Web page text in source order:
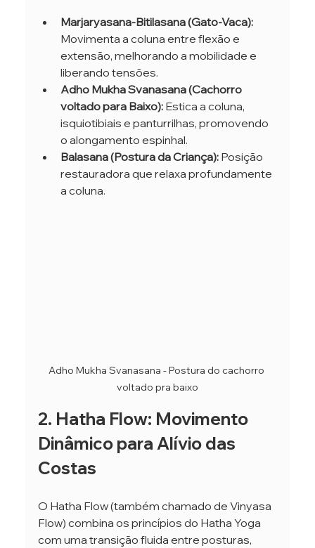
Marjaryasana-Bitilasana (Gato-Vaca):
Movimenta a coluna entre flexão e
extensão, melhorando a mobilidade e
liberando tensões.
Adho Mukha Svanasana (Cachorro
voltado para Baixo): Estica a coluna,
isquiotibiais e panturrilhas, promovendo
o alongamento espinhal.
Balasana (Postura da Criança): Posição
restauradora que relaxa profundamente
a coluna.
Adho Mukha Svanasana - Postura do cachorro
voltado pra baixo
2. Hatha Flow: Movimento
Dinâmico para Alívio das
Costas
O Hatha Flow (também chamado de Vinyasa
Flow) combina os princípios do Hatha Yoga
com uma transição fluida entre posturas,